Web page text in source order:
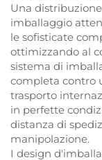
Una
imballaggio
le sofisticate
ottimizzando al
sistema di
completa contro
trasporto
in perfette
distanza di
manipolazione.
I design